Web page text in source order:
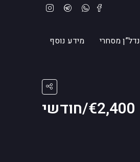
נדל”ן מסחרי מידע נוסף
€2,400/חודשי